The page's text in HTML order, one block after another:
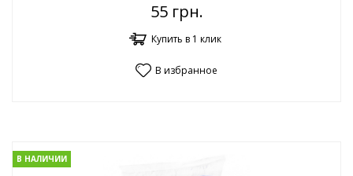
55грн.
Купить в 1 клик
В избранное
В НАЛИЧИИ